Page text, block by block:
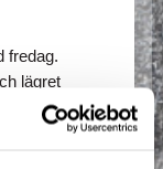
fredag.
lägret
som vill